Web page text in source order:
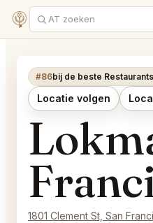
#86bij de beste
Locatie volgen
1801 Clement St, San